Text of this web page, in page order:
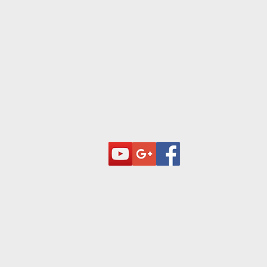
© 2023 par Troupe de théâtre. Créé avec